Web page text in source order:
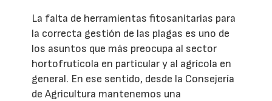
La falta de herramientas fitosanitarias para
la correcta gestión de las plagas es uno de
los asuntos que más preocupa al sector
hortofrutícola en particular y al agrícola en
general. En ese sentido, desde la Consejería
de Agricultura mantenemos una